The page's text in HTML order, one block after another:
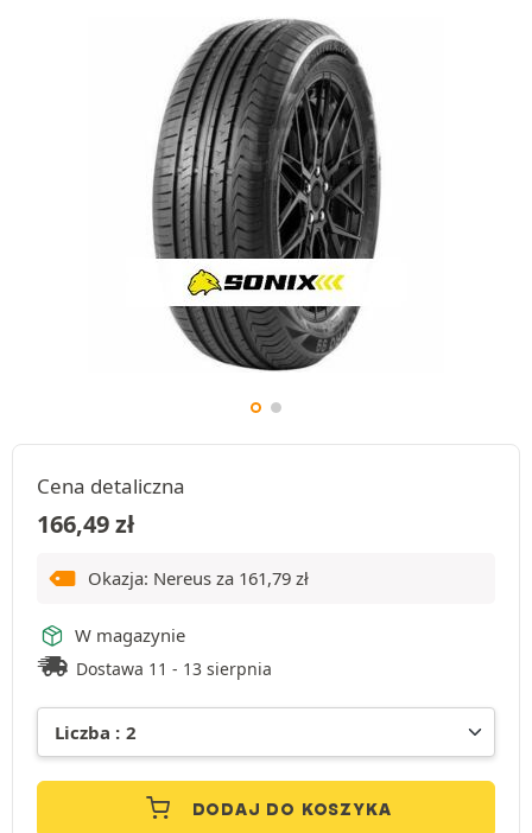
Cena detaliczna
166,49zł
Okazja: Nereus za 161,79 zł
W magazynie
Dostawa 11 - 13 sierpnia
DODAJ DO KOSZYKA